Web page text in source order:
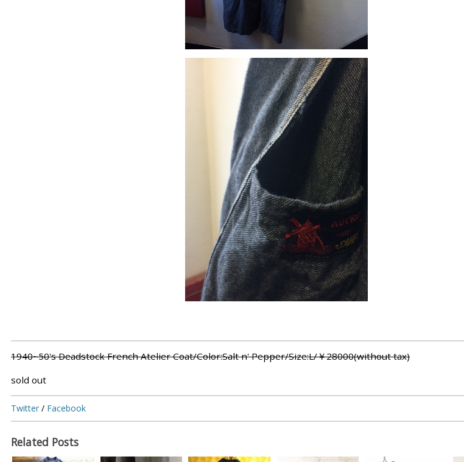
1940~50's Deadstock French Atelier Coat/Color:Salt n' Pepper/Size:L/￥28000(without tax)
sold out
Twitter / Facebook
Related Posts